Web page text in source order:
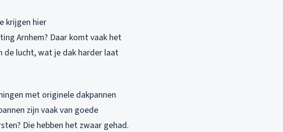
krijgen hier
Arnhem? Daar komt vaak het
de lucht, wat je dak harder laat
met originele dakpannen
zijn vaak van goede
Die hebben het zwaar gehad.